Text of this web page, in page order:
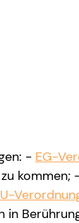
- EG-
kommen;